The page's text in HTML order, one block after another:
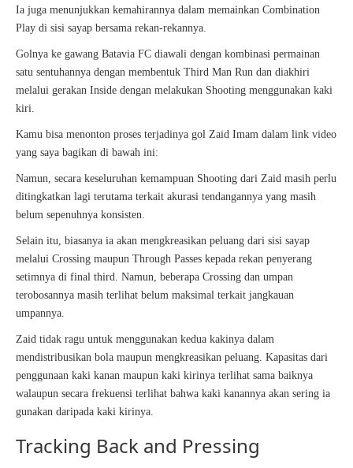
Ia juga menunjukkan kemahirannya dalam memainkan Combination
Play di sisi sayap bersama rekan-rekannya.
Golnya ke gawang Batavia FC diawali dengan kombinasi permainan
satu sentuhannya dengan membentuk Third Man Run dan diakhiri
melalui gerakan Inside dengan melakukan Shooting menggunakan kaki
kiri.
Kamu bisa menonton proses terjadinya gol Zaid Imam dalam link video
yang saya bagikan di bawah ini:
Namun, secara keseluruhan kemampuan Shooting dari Zaid masih perlu
ditingkatkan lagi terutama terkait akurasi tendangannya yang masih
belum sepenuhnya konsisten.
Selain itu, biasanya ia akan mengkreasikan peluang dari sisi sayap
melalui Crossing maupun Through Passes kepada rekan penyerang
setimnya di final third. Namun, beberapa Crossing dan umpan
terobosannya masih terlihat belum maksimal terkait jangkauan
umpannya.
Zaid tidak ragu untuk menggunakan kedua kakinya dalam
mendistribusikan bola maupun mengkreasikan peluang. Kapasitas dari
penggunaan kaki kanan maupun kaki kirinya terlihat sama baiknya
walaupun secara frekuensi terlihat bahwa kaki kanannya akan sering ia
gunakan daripada kaki kirinya.
Tracking Back and Pressing